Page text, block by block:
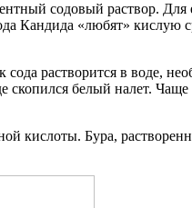
содовый раствор.
Кандида «любят» кислую
растворится в воде,
скопился белый налет.
кислоты. Бура,